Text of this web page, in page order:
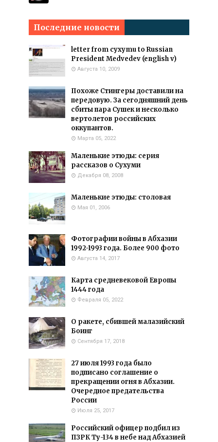
Последние новости
letter from cyxymu to Russian
President Medvedev (english v)
Августа 10, 2009
Похоже Стингеры доставили на
передовую. За сегодняшний день
сбиты пара Сушек и несколько
вертолетов российских
оккупантов.
Марта 05, 2022
Маленькие этюды: серия
рассказов о Сухуми
Декабря 08, 2008
Маленькие этюды: столовая
Мая 01, 2006
Фотографии войны в Абхазии
1992-1993 года. Более 900 фото
Августа 14, 2017
Карта средневековой Европы
1444 года
Февраля 05, 2022
О ракете, сбившей малазийский
Боинг
Сентября 17, 2018
27 июля 1993 года было
подписано соглашение о
прекращении огня в Абхазии.
Очередное предательства
России
Июля 25, 2017
Российский офицер подбил из
ПЗРК Ту-134 в небе над Абхазией